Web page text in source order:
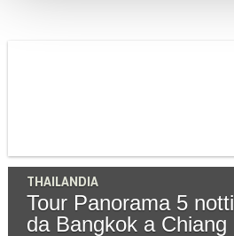
THAILANDIA
Tour Panorama 5 notti
da Bangkok a Chiang